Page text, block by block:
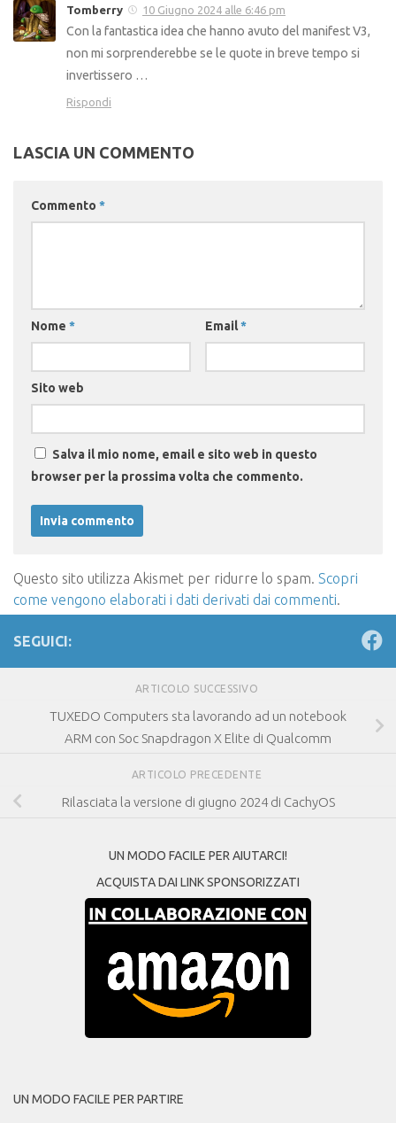
Tomberry 10 Giugno 2024 alle 6:46 pm
Con la fantastica idea che hanno avuto del manifest V3,
non mi sorprenderebbe se le quote in breve tempo si
invertissero …
Rispondi
LASCIA UN COMMENTO
Commento *
Nome * Email*
Sito web
Salva il mio nome, email e sito web in questo
browser per la prossima volta che commento.
Questo sito utilizza Akismet per ridurre lo spam. Scopri
come vengono elaborati i dati derivati dai commenti
SEGUICI:
ARTICOLO SUCCESSIVO
TUXEDO Computers sta lavorando ad un notebook
ARM con Soc Snapdragon X Elite di Qualcomm
ARTICOLO PRECEDENTE
Rilasciata la versione di giugno 2024 di CachyOS
UN MODO FACILE PER AIUTARCI!
ACQUISTA DAI LINK SPONSORIZZATI
UN MODO FACILE PER PARTIRE